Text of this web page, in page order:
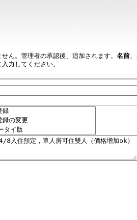
ん。管理者の承認後、追加されます。 名前、
力してください。